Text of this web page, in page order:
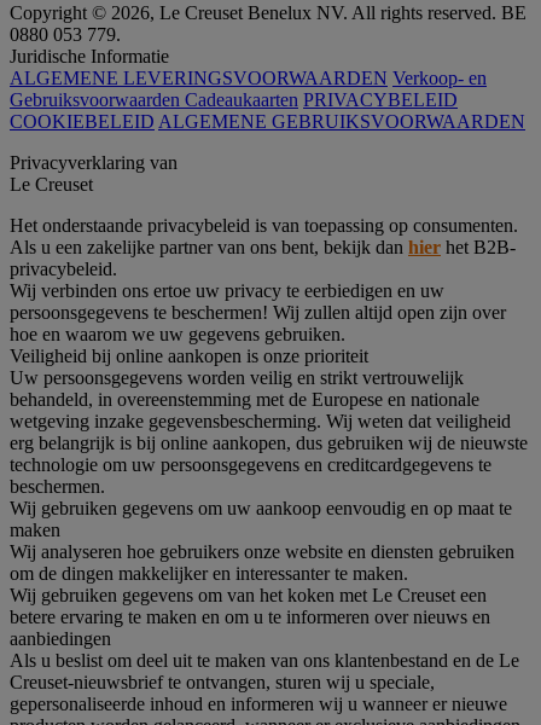
Copyright © 2026, Le Creuset Benelux NV. All rights reserved. BE
0880 053 779.
Juridische Informatie
ALGEMENE LEVERINGSVOORWAARDEN Verkoop- en
Gebruiksvoorwaarden Cadeaukaarten PRIVACYBELEID
COOKIEBELEID ALGEMENE GEBRUIKSVOORWAARDEN
Privacyverklaring van
Le Creuset
Het onderstaande privacybeleid is van toepassing op consumenten.
Als u een zakelijke partner van ons bent, bekijk dan hier het B2B-
privacybeleid.
Wij verbinden ons ertoe uw privacy te eerbiedigen en uw
persoonsgegevens te beschermen! Wij zullen altijd open zijn over
hoe en waarom we uw gegevens gebruiken.
Veiligheid bij online aankopen is onze prioriteit
Uw persoonsgegevens worden veilig en strikt vertrouwelijk
behandeld, in overeenstemming met de Europese en nationale
wetgeving inzake gegevensbescherming. Wij weten dat veiligheid
erg belangrijk is bij online aankopen, dus gebruiken wij de nieuwste
technologie om uw persoonsgegevens en creditcardgegevens te
beschermen.
Wij gebruiken gegevens om uw aankoop eenvoudig en op maat te
maken
Wij analyseren hoe gebruikers onze website en diensten gebruiken
om de dingen makkelijker en interessanter te maken.
Wij gebruiken gegevens om van het koken met Le Creuset een
betere ervaring te maken en om u te informeren over nieuws en
aanbiedingen
Als u beslist om deel uit te maken van ons klantenbestand en de Le
Creuset-nieuwsbrief te ontvangen, sturen wij u speciale,
gepersonaliseerde inhoud en informeren wij u wanneer er nieuwe